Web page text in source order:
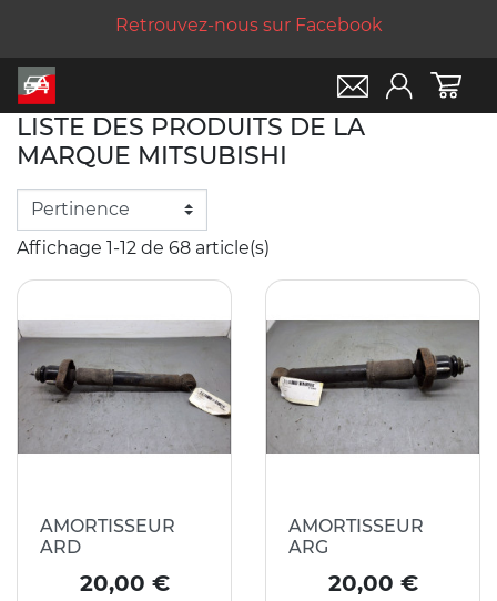
Retrouvez-nous sur Facebook
LISTE DES PRODUITS DE LA
MARQUE MITSUBISHI
Affichage 1-12 de 68 article(s)
AMORTISSEUR
ARD
Prix
20,00 €
AMORTISSEUR
ARG
Prix
20,00 €